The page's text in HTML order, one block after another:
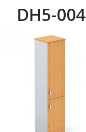
DH5-004